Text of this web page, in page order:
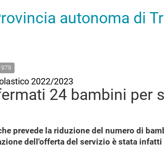
autonoma di
2022/2023
24 bambini per
prevede la riduzione del numero di
dell'offerta del servizio è stata